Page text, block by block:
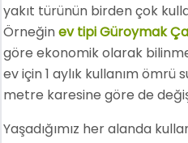
yakıt türünün birden çok
Örneğinev tipi Güroymak
göre ekonomik olarak
ev için 1 aylık kullanım ömrü
metre karesine göre de
Yaşadığımız her alanda